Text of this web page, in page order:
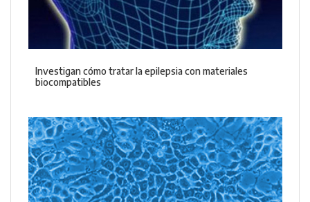
Investigan cómo tratar la epilepsia con materiales
biocompatibles